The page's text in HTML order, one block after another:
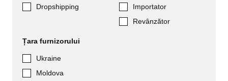
Dropshipping
Importator
Revânzător
Țara furnizorului
Ukraine
Moldova